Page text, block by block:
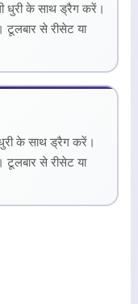
धुरी के साथ ड्रैग करें।
टूलबार से रीसेट या
के साथ ड्रैग करें।
टूलबार से रीसेट या